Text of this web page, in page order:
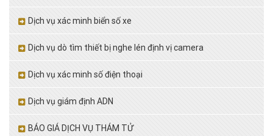
Dịch vụ xác minh biển số xe
Dịch vụ dò tìm thiết bị nghe lén định vị camera
Dịch vụ xác minh số điện thoại
Dịch vụ giám định ADN
BÁO GIÁ DỊCH VỤ THÁM TỬ